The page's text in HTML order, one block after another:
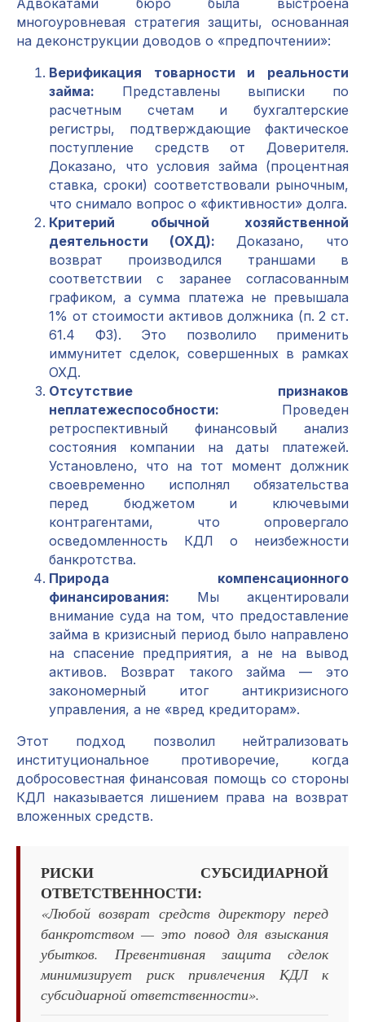
Адвокатами бюро была выстроена
многоуровневая стратегия защиты, основанная
на деконструкции доводов о «предпочтении»:
Верификация товарности и реальности
займа: Представлены выписки по
расчетным счетам и бухгалтерские
регистры, подтверждающие фактическое
поступление средств от Доверителя.
Доказано, что условия займа (процентная
ставка, сроки) соответствовали рыночным,
что снимало вопрос о «фиктивности» долга.
Критерий обычной хозяйственной
деятельности (ОХД): Доказано, что
возврат производился траншами в
соответствии с заранее согласованным
графиком, а сумма платежа не превышала
1% от стоимости активов должника (п. 2 ст.
61.4 ФЗ). Это позволило применить
иммунитет сделок, совершенных в рамках
ОХД.
Отсутствие признаков
неплатежеспособности: Проведен
ретроспективный финансовый анализ
состояния компании на даты платежей.
Установлено, что на тот момент должник
своевременно исполнял обязательства
перед бюджетом и ключевыми
контрагентами, что опровергало
осведомленность КДЛ о неизбежности
банкротства.
Природа компенсационного
финансирования: Мы акцентировали
внимание суда на том, что предоставление
займа в кризисный период было направлено
на спасение предприятия, а не на вывод
активов. Возврат такого займа — это
закономерный итог антикризисного
управления, а не «вред кредиторам».
Этот подход позволил нейтрализовать
институциональное противоречие, когда
добросовестная финансовая помощь со стороны
КДЛ наказывается лишением права на возврат
вложенных средств.
РИСКИ СУБСИДИАРНОЙ
ОТВЕТСТВЕННОСТИ:
«Любой возврат средств директору перед
банкротством — это повод для взыскания
убытков. Превентивная защита сделок
минимизирует риск привлечения КДЛ к
субсидиарной ответственности».